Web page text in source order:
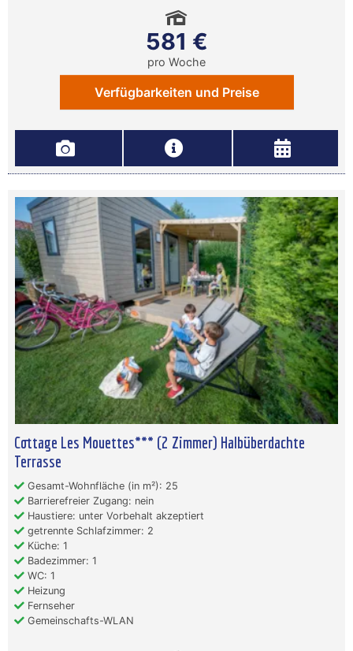
581 €
pro Woche
Verfügbarkeiten und Preise
Cottage Les Mouettes*** (2 Zimmer) Halbüberdachte
Terrasse
Gesamt-Wohnfläche (in m²): 25
Barrierefreier Zugang: nein
Haustiere: unter Vorbehalt akzeptiert
getrennte Schlafzimmer: 2
Küche: 1
Badezimmer: 1
WC: 1
Heizung
Fernseher
Gemeinschafts-WLAN